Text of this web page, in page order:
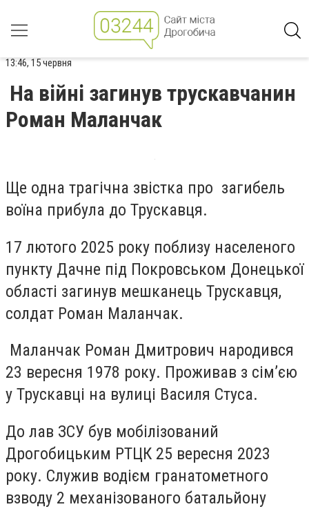
13:46, 15 червня
На війні загинув трускавчанин
Роман Маланчак
Ще одна трагічна звістка про загибель
воїна прибула до Трускавця.
17 лютого 2025 року поблизу населеного
пункту Дачне під Покровськом Донецької
області загинув мешканець Трускавця,
солдат Роман Маланчак.
Маланчак Роман Дмитрович народився
23 вересня 1978 року. Проживав з сім’єю
у Трускавці на вулиці Василя Стуса.
До лав ЗСУ був мобілізований
Дрогобицьким РТЦК 25 вересня 2023
року. Служив водієм гранатометного
взводу 2 механізованого батальйону